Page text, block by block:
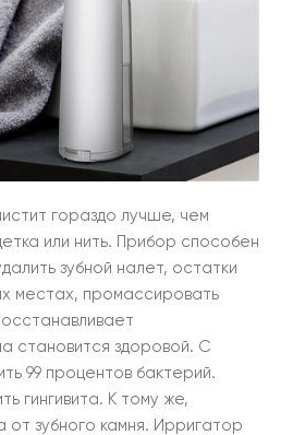
гораздо лучше, чем
или нить. Прибор способен
зубной налет, остатки
местах, промассировать
становится здоровой. С
99 процентов бактерий.
гингивита. К тому же,
зубного камня. Ирригатор